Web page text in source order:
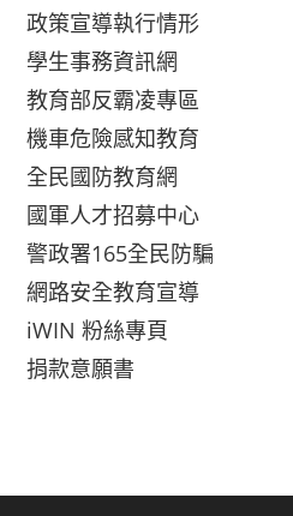
政策宣導執行情形
學生事務資訊網
教育部反霸凌專區
機車危險感知教育
全民國防教育網
國軍人才招募中心
警政署165全民防騙
網路安全教育宣導
iWIN 粉絲專頁
捐款意願書